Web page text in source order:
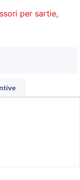
per sartie,